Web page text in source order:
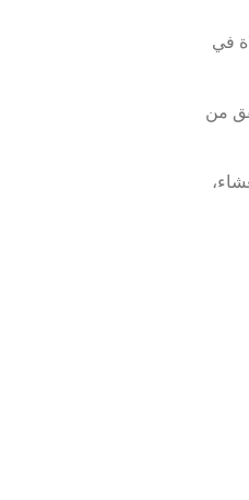
في
من